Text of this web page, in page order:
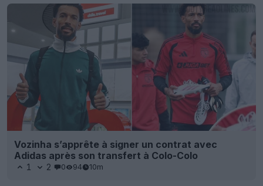
Vozinha s’apprête à signer un contrat avec
Adidas après son transfert à Colo-Colo
1 2 0 94 10m